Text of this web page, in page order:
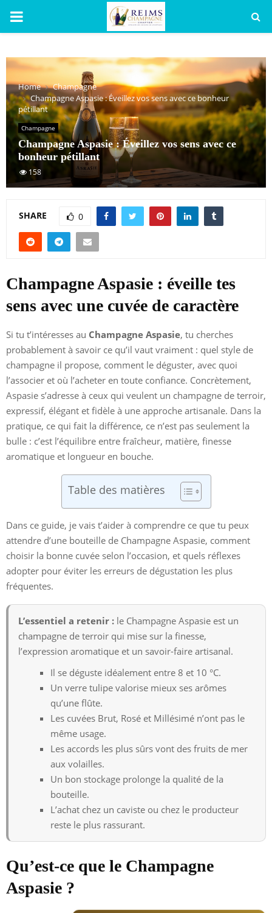
PRIMARY
Home
Champagne
Champagne Aspasie : Éveillez vos sens avec ce bonheur
pétillant
Champagne
Champagne Aspasie : Éveillez vos sens avec ce
bonheur pétillant
158
SHARE 0
Champagne Aspasie : éveille tes
sens avec une cuvée de caractère
Si tu t’intéresses au Champagne Aspasie, tu cherches
probablement à savoir ce qu’il vaut vraiment : quel style de
champagne il propose, comment le déguster, avec quoi
l’associer et où l’acheter en toute confiance. Concrètement,
Aspasie s’adresse à ceux qui veulent un champagne de terroir,
expressif, élégant et fidèle à une approche artisanale. Dans la
pratique, ce qui fait la différence, ce n’est pas seulement la
bulle : c’est l’équilibre entre fraîcheur, matière, finesse
aromatique et longueur en bouche.
Table des matières
Dans ce guide, je vais t’aider à comprendre ce que tu peux
attendre d’une bouteille de Champagne Aspasie, comment
choisir la bonne cuvée selon l’occasion, et quels réflexes
adopter pour éviter les erreurs de dégustation les plus
fréquentes.
L’essentiel a retenir : le Champagne Aspasie est un
champagne de terroir qui mise sur la finesse,
l’expression aromatique et un savoir-faire artisanal.
Il se déguste idéalement entre 8 et 10 °C.
Un verre tulipe valorise mieux ses arômes
qu’une flûte.
Les cuvées Brut, Rosé et Millésimé n’ont pas le
même usage.
Les accords les plus sûrs vont des fruits de mer
aux volailles.
Un bon stockage prolonge la qualité de la
bouteille.
L’achat chez un caviste ou chez le producteur
reste le plus rassurant.
Qu’est-ce que le Champagne
Aspasie ?